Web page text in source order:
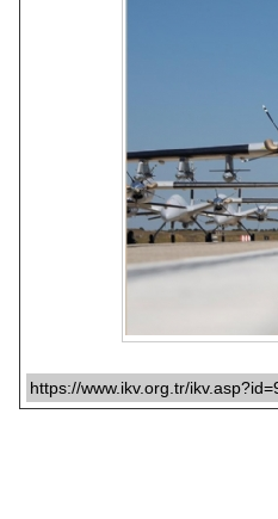
https://www.ikv.org.tr/